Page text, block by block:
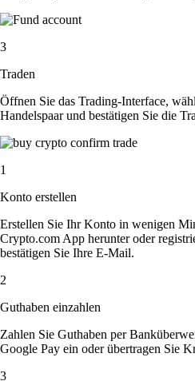
3
Traden
Öffnen Sie das Trading-Interface,
Handelspaar und bestätigen Sie die
1
Konto erstellen
Erstellen Sie Ihr Konto in wenigen
Crypto.com App herunter oder
bestätigen Sie Ihre E-Mail.
2
Guthaben einzahlen
Zahlen Sie Guthaben per
Google Pay ein oder übertragen Sie
3